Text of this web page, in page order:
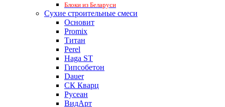
Блоки из Беларуси
Сухие строительные смеси
Основит
Promix
Титан
Perel
Haga ST
Гипсобетон
Dauer
СК Кварц
Русеан
ВидАрт